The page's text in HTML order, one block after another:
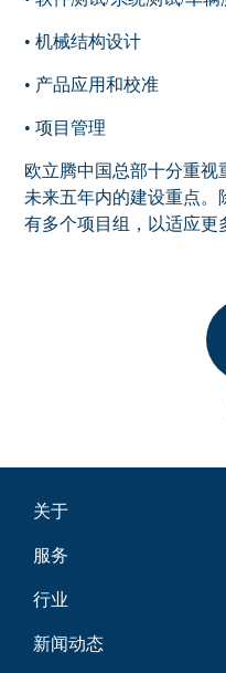
• 机械结构设计
• 产品应用和校准
• 项目管理
欧立腾中国总部十分重
未来五年内的建设重点
有多个项目组，以适应更
关于
欧立腾中国
企业社会责任
服务
工程服务
信息技术服务
行业
汽车
新闻动态